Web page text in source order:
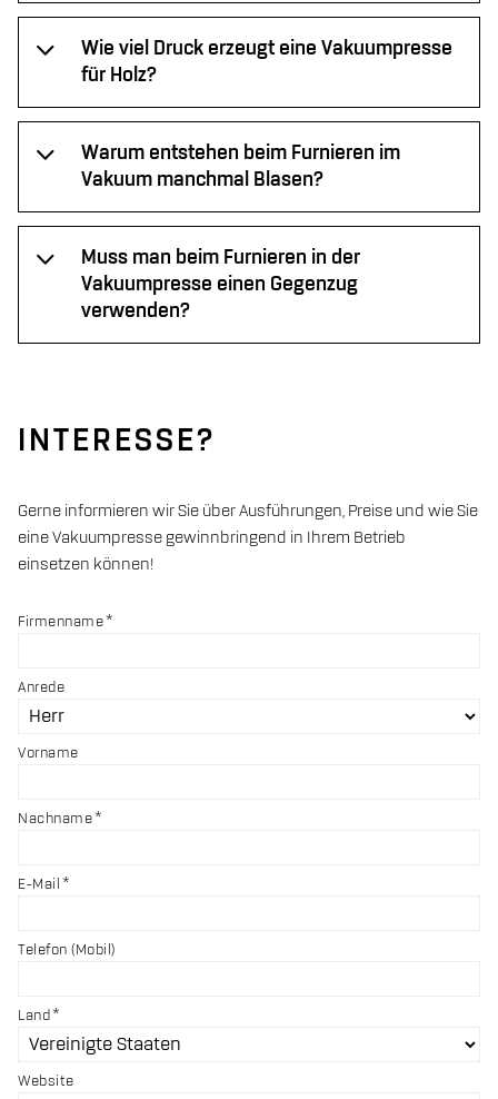
Wie viel Druck erzeugt eine Vakuumpresse
für Holz?
Warum entstehen beim Furnieren im
Vakuum manchmal Blasen?
Muss man beim Furnieren in der
Vakuumpresse einen Gegenzug
verwenden?
INTERESSE?
Gerne informieren wir Sie über Ausführungen, Preise und wie Sie
eine Vakuumpresse gewinnbringend in Ihrem Betrieb
einsetzen können!
Firmenname
Anrede
Vorname
Nachname
E-Mail
Telefon (Mobil)
Land
Website